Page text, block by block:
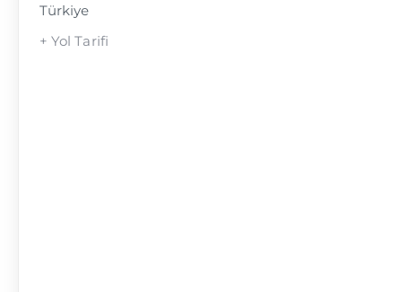
Türkiye
+ Yol Tarifi